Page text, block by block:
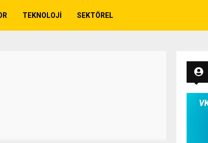
TEKNOLOJI SEKTÖREL